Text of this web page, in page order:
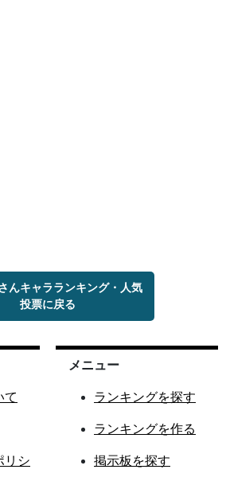
んキャラランキング・人気
投票に戻る
て
リシ
メニュー
ランキングを探す
ランキングを作る
掲示板を探す